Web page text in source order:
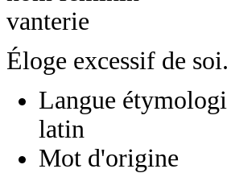
vanterie
Éloge excessif de soi.
Langue
latin
Mot d'origine